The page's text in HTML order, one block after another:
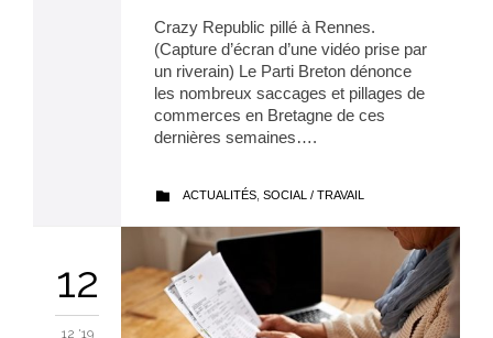
Crazy Republic pillé à Rennes.
(Capture d’écran d’une vidéo prise par
un riverain) Le Parti Breton dénonce
les nombreux saccages et pillages de
commerces en Bretagne de ces
dernières semaines….
 CATEGORY
ACTUALITÉS SOCIAL / TRAVAIL
12
12 '19